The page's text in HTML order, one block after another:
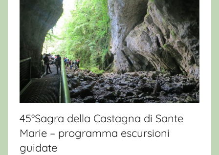
45°Sagra della Castagna di Sante
Marie – programma escursioni
guidate